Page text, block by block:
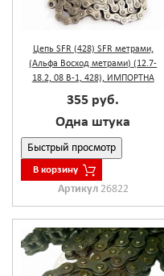
Цепь SFR (428) SFR метрами,
(Альфа Восход метрами) (12.7-
18.2, 08 В-1, 428), ИМПОРТНА
355 руб.
Одна штука
Быстрый просмотр
В корзину
Артикул 26822